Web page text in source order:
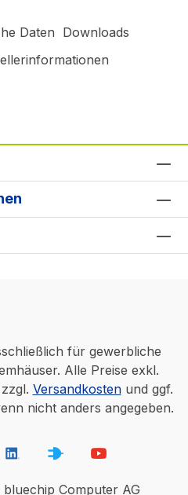
Daten Downloads
für gewerbliche
Alle Preise exkl.
Versandkostenund ggf.
nicht anders angegeben.
Computer AG